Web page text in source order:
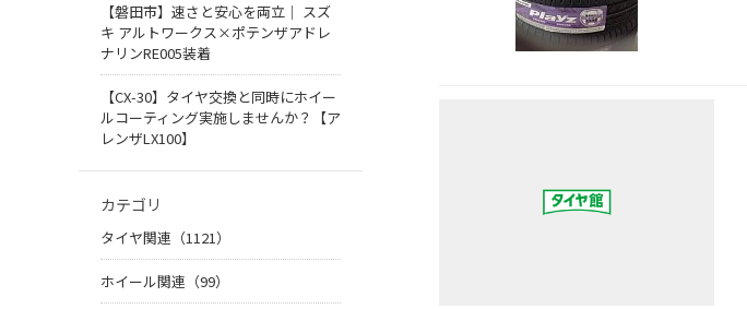
【磐田市】速さと安心を両立｜ スズ
キ アルトワークス×ポテンザアドレ
ナリンRE005装着
【CX-30】タイヤ交換と同時にホイー
ルコーティング実施しませんか？【ア
レンザLX100】
カテゴリ
タイヤ関連（1121）
ホイール関連（99）